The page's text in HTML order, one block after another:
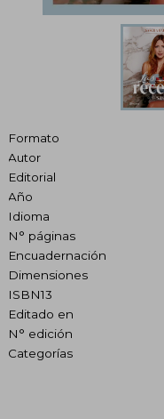
Formato
Autor
Editorial
Año
Idioma
N° páginas
Encuadernación
Dimensiones
ISBN13
Editado en
N° edición
Categorías